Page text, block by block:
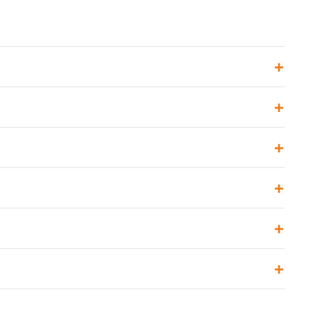
+
+
+
+
+
+